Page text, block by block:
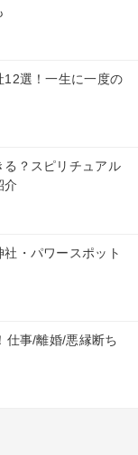
12選！一生に一度の
？スピリチュアル
介
社・パワースポット
仕事/離婚/悪縁断ち